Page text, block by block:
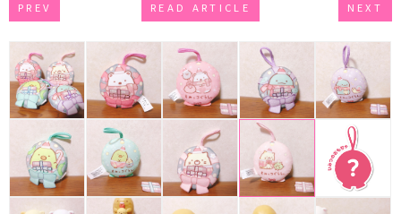
PREV READ ARTICLE NEXT